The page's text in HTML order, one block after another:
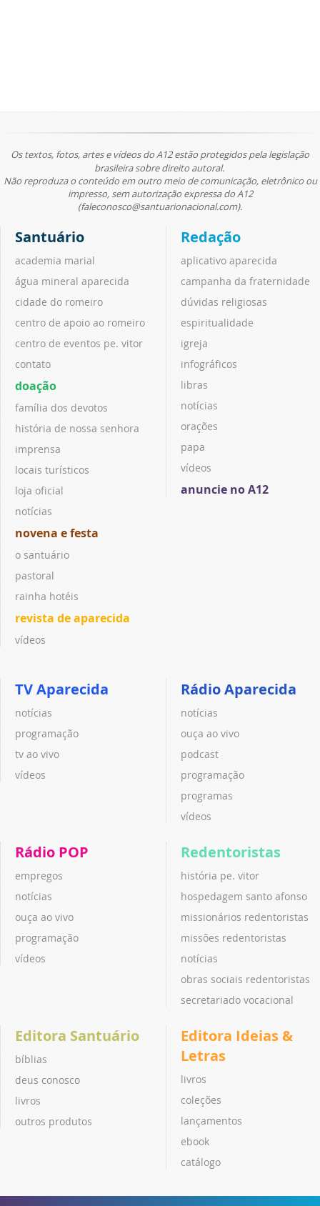
Os textos, fotos, artes e vídeos do A12 estão protegidos pela legislação
brasileira sobre direito autoral.
Não reproduza o conteúdo em outro meio de comunicação, eletrônico ou
impresso, sem autorização expressa do A12
(faleconosco@santuarionacional.com).
Santuário
academia marial
água mineral aparecida
cidade do romeiro
centro de apoio ao romeiro
centro de eventos pe. vitor
contato
doação
família dos devotos
história de nossa senhora
imprensa
locais turísticos
loja oficial
notícias
novena e festa
o santuário
pastoral
rainha hotéis
revista de aparecida
vídeos
Redação
aplicativo aparecida
campanha da fraternidade
dúvidas religiosas
espiritualidade
igreja
infográficos
libras
notícias
orações
papa
vídeos
anuncie no A12
TV Aparecida
notícias
programação
tv ao vivo
vídeos
Rádio Aparecida
notícias
ouça ao vivo
podcast
programação
programas
vídeos
Rádio POP
empregos
notícias
ouça ao vivo
programação
vídeos
Redentoristas
história pe. vitor
hospedagem santo afonso
missionários redentoristas
missões redentoristas
notícias
obras sociais redentoristas
secretariado vocacional
Editora Santuário
bíblias
deus conosco
livros
outros produtos
Editora Ideias &
Letras
livros
coleções
lançamentos
ebook
catálogo